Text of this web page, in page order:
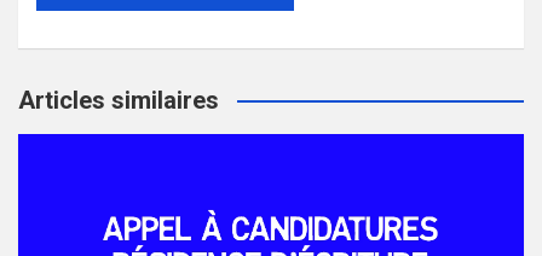
Articles similaires